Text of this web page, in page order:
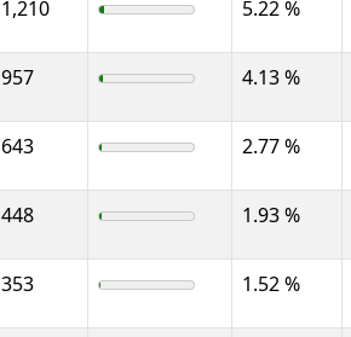
1,210 5.22 %
957 4.13 %
643 2.77 %
448 1.93 %
353 1.52 %